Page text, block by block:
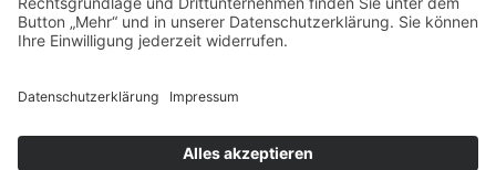
linda_liebe_beziehungsburnout
partnerschaft_und_alzheimer
Facebook